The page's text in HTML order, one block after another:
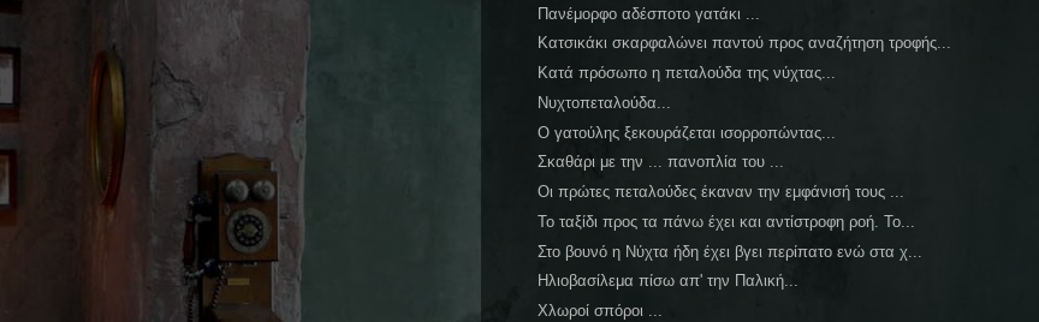
Πανέμορφο αδέσποτο γατάκι ...
Κατσικάκι σκαρφαλώνει παντού προς αναζήτηση τροφής...
Κατά πρόσωπο η πεταλούδα της νύχτας...
Νυχτοπεταλούδα...
Ο γατούλης ξεκουράζεται ισορροπώντας...
Σκαθάρι με την ... πανοπλία του ...
Οι πρώτες πεταλούδες έκαναν την εμφάνισή τους ...
Το ταξίδι προς τα πάνω έχει και αντίστροφη ροή. Το...
Στο βουνό η Νύχτα ήδη έχει βγει περίπατο ενώ στα χ...
Ηλιοβασίλεμα πίσω απ' την Παλική...
Χλωροί σπόροι ...